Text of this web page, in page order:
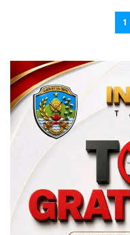
1